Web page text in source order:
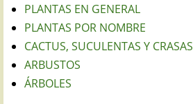
PLANTAS EN GENERAL
PLANTAS POR NOMBRE
CACTUS, SUCULENTAS Y CRASAS
ARBUSTOS
ÁRBOLES